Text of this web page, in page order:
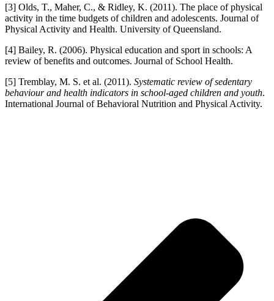
[3] Olds, T., Maher, C., & Ridley, K. (2011). The place of physical
activity in the time budgets of children and adolescents. Journal of
Physical Activity and Health. University of Queensland.
[4] Bailey, R. (2006). Physical education and sport in schools: A
review of benefits and outcomes. Journal of School Health.
[5] Tremblay, M. S. et al. (2011). Systematic review of sedentary
behaviour and health indicators in school-aged children and youth.
International Journal of Behavioral Nutrition and Physical Activity.